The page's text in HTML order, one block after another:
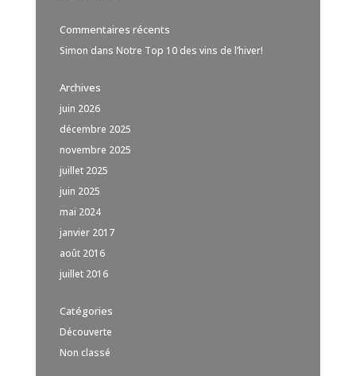
Commentaires récents
Simon dans Notre Top 10 des vins de l’hiver!
Archives
juin 2026
décembre 2025
novembre 2025
juillet 2025
juin 2025
mai 2024
janvier 2017
août 2016
juillet 2016
Catégories
Découverte
Non classé